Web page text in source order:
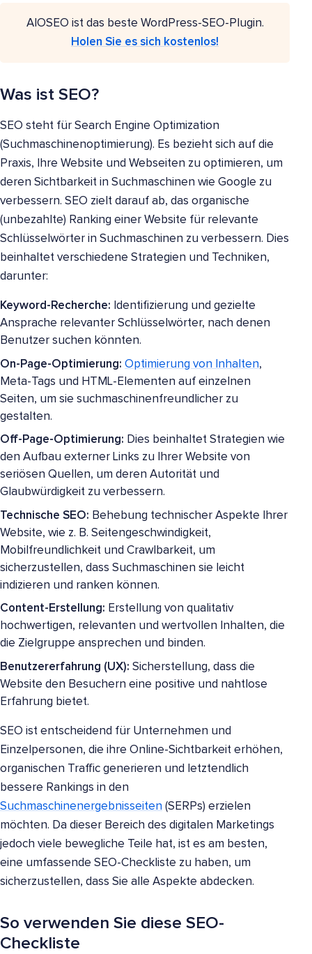
AIOSEO ist das beste WordPress-SEO-Plugin.
Holen Sie es sich kostenlos!
Was ist SEO?
SEO steht für Search Engine Optimization
(Suchmaschinenoptimierung). Es bezieht sich auf die
Praxis, Ihre Website und Webseiten zu optimieren, um
deren Sichtbarkeit in Suchmaschinen wie Google zu
verbessern. SEO zielt darauf ab, das organische
(unbezahlte) Ranking einer Website für relevante
Schlüsselwörter in Suchmaschinen zu verbessern. Dies
beinhaltet verschiedene Strategien und Techniken,
darunter:
Keyword-Recherche: Identifizierung und gezielte
Ansprache relevanter Schlüsselwörter, nach denen
Benutzer suchen könnten.
On-Page-Optimierung: Optimierung von Inhalten,
Meta-Tags und HTML-Elementen auf einzelnen
Seiten, um sie suchmaschinenfreundlicher zu
gestalten.
Off-Page-Optimierung: Dies beinhaltet Strategien wie
den Aufbau externer Links zu Ihrer Website von
seriösen Quellen, um deren Autorität und
Glaubwürdigkeit zu verbessern.
Technische SEO: Behebung technischer Aspekte Ihrer
Website, wie z. B. Seitengeschwindigkeit,
Mobilfreundlichkeit und Crawlbarkeit, um
sicherzustellen, dass Suchmaschinen sie leicht
indizieren und ranken können.
Content-Erstellung: Erstellung von qualitativ
hochwertigen, relevanten und wertvollen Inhalten, die
die Zielgruppe ansprechen und binden.
Benutzererfahrung (UX): Sicherstellung, dass die
Website den Besuchern eine positive und nahtlose
Erfahrung bietet.
SEO ist entscheidend für Unternehmen und
Einzelpersonen, die ihre Online-Sichtbarkeit erhöhen,
organischen Traffic generieren und letztendlich
bessere Rankings in den
Suchmaschinenergebnisseiten (SERPs) erzielen
möchten. Da dieser Bereich des digitalen Marketings
jedoch viele bewegliche Teile hat, ist es am besten,
eine umfassende SEO-Checkliste zu haben, um
sicherzustellen, dass Sie alle Aspekte abdecken.
So verwenden Sie diese SEO-
Checkliste